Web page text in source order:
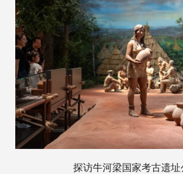
探访牛河梁国家考古遗址